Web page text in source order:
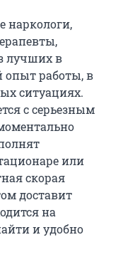
наркологи,
лучших в
опыт работы, в
ситуациях.
с серьезным
или
скорая
доставит
на
и удобно